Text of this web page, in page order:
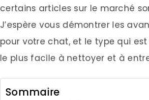
certains articles sur le marché
J’espère vous démontrer les
pour votre chat, et le type qui
le plus facile à nettoyer et à
Sommaire